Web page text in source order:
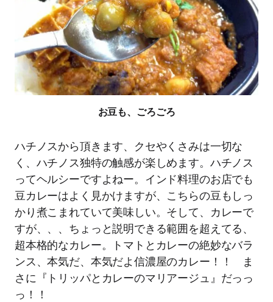
お豆も、ごろごろ
ハチノスから頂きます、クセやくさみは一切な
く、ハチノス独特の触感が楽しめます。ハチノス
ってヘルシーですよねー。インド料理のお店でも
豆カレーはよく見かけますが、こちらの豆もしっ
かり煮こまれていて美味しい。そして、カレーで
すが、、、ちょっと説明できる範囲を超えてる、
超本格的なカレー。トマトとカレーの絶妙なバラ
ンス、本気だ、本気だよ信濃屋のカレー！！ ま
さに『トリッパとカレーのマリアージュ』だっっ
っ！！